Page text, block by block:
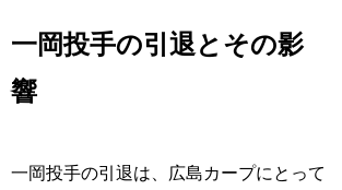
一岡投手の引退とその影
響
一岡投手の引退は、広島カープにとって